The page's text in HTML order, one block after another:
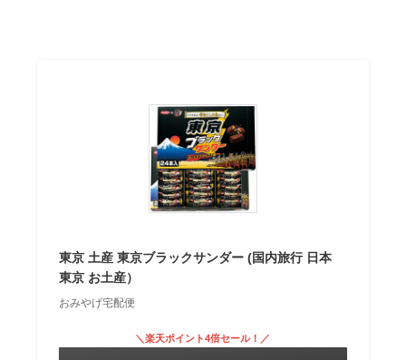
東京 土産 東京ブラックサンダー (国内旅行 日本
東京 お土産）
おみやげ宅配便
＼楽天ポイント4倍セール！／